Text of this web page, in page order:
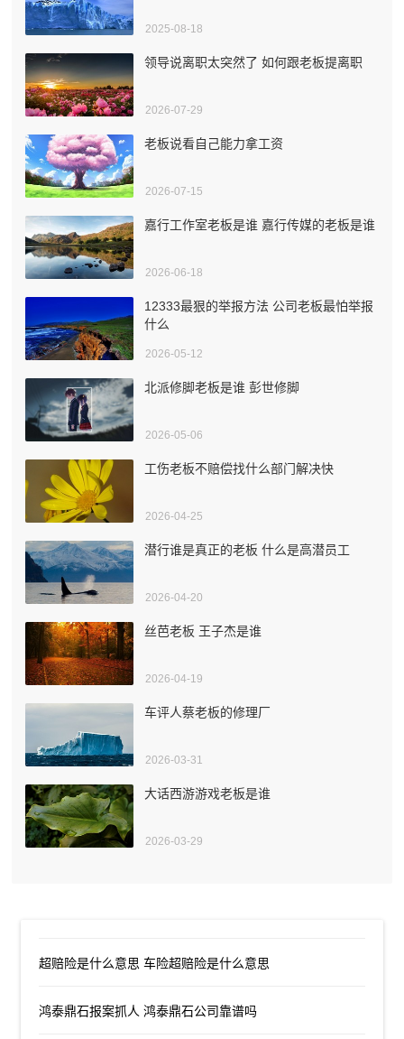
2025-08-18
领导说离职太突然了 如何跟老板提离职
2026-07-29
老板说看自己能力拿工资
2026-07-15
嘉行工作室老板是谁 嘉行传媒的老板是谁
2026-06-18
12333最狠的举报方法 公司老板最怕举报
什么
2026-05-12
北派修脚老板是谁 彭世修脚
2026-05-06
工伤老板不赔偿找什么部门解决快
2026-04-25
潜行谁是真正的老板 什么是高潜员工
2026-04-20
丝芭老板 王子杰是谁
2026-04-19
车评人蔡老板的修理厂
2026-03-31
大话西游游戏老板是谁
2026-03-29
超赔险是什么意思 车险超赔险是什么意思
鸿泰鼎石报案抓人 鸿泰鼎石公司靠谱吗